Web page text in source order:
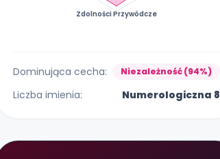
Zdolności Przywódcze
Dominująca cecha: Niezależność (94%)
Liczba imienia: Numerologiczna 8